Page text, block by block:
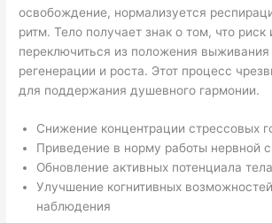
освобождение, нормализуется
ритм. Тело получает знак о том, что
переключиться из положения выживания
регенерации и роста. Этот процесс
для поддержания душевного гармонии.
Снижение концентрации стрессовых
Приведение в норму работы нервной
Обновление активных потенциала тела
Улучшение когнитивных
наблюдения